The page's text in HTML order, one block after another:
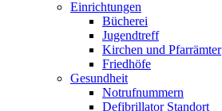
Einrichtungen
Bücherei
Jugendtreff
Kirchen und Pfarrämter
Friedhöfe
Gesundheit
Notrufnummern
Defibrillator Standort